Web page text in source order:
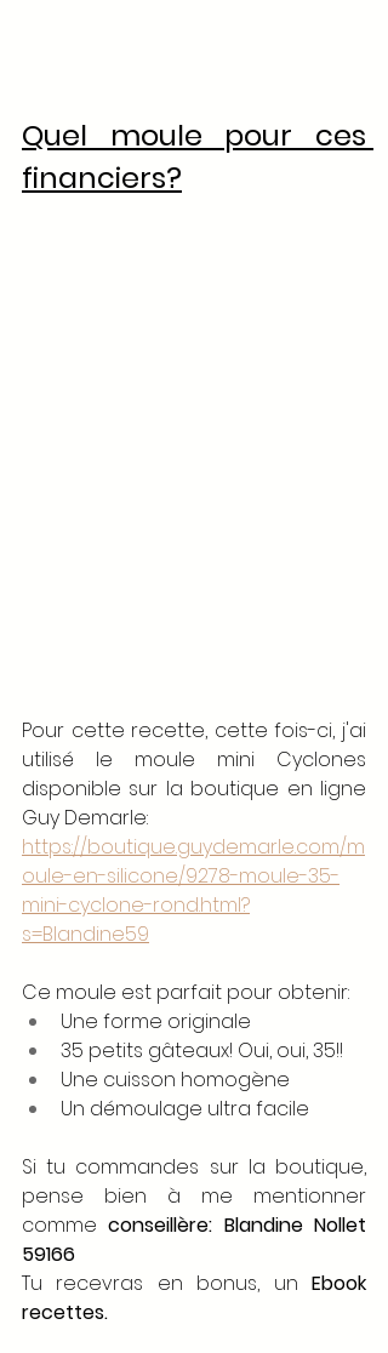
Quel moule pour ces
financiers?
Pour cette recette, cette fois-ci, j'ai
utilisé le moule mini Cyclones
disponible sur la boutique en ligne
Guy Demarle:
https://boutique.guydemarle.com/m
oule-en-silicone/9278-moule-35-
mini-cyclone-rond.html?
s=Blandine59
Ce moule est parfait pour obtenir:
Une forme originale
35 petits gâteaux! Oui, oui, 35!!
Une cuisson homogène
Un démoulage ultra facile
Si tu commandes sur la boutique,
pense bien à me mentionner
comme conseillère: Blandine Nollet
59166
Tu recevras en bonus, un Ebook
recettes.